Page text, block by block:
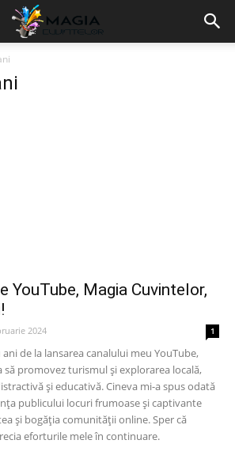
YouTube, Magia Cuvintelor,
2024 1
de la lansarea canalului meu YouTube,
promovez turismul și explorarea locală,
și educativă. Cineva mi-a spus odată
publicului locuri frumoase și captivante
și bogăția comunității online. Sper că
eforturile mele în continuare.